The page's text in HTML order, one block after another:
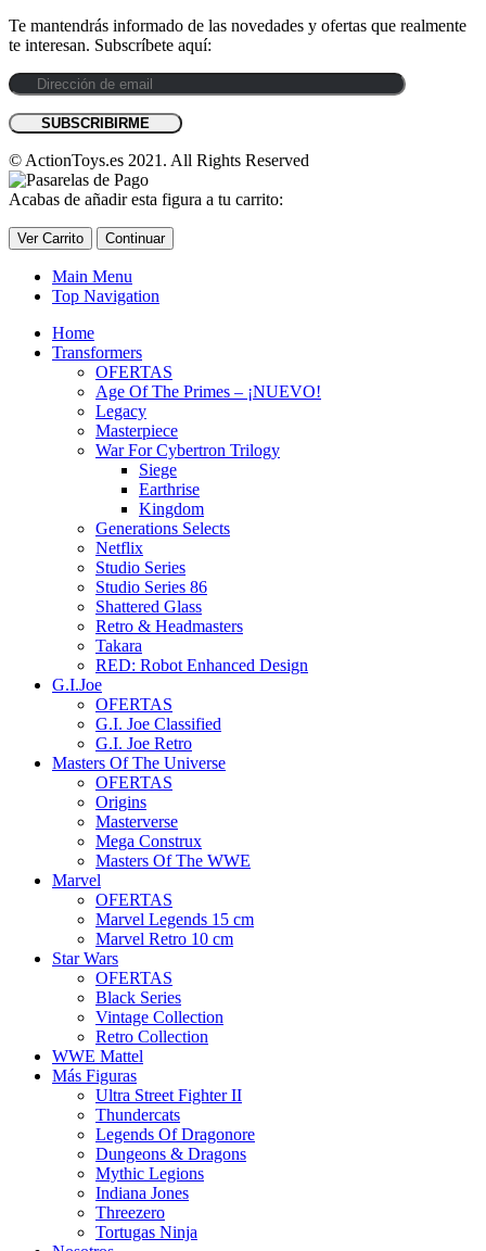
Te mantendrás informado de las novedades y ofertas que realmente
te interesan. Subscríbete aquí:
© ActionToys.es 2021. All Rights Reserved
Acabas de añadir esta figura a tu carrito:
Ver Carrito Continuar
Main Menu
Top Navigation
Home
Transformers
OFERTAS
Age Of The Primes – ¡NUEVO!
Legacy
Masterpiece
War For Cybertron Trilogy
Siege
Earthrise
Kingdom
Generations Selects
Netflix
Studio Series
Studio Series 86
Shattered Glass
Retro & Headmasters
Takara
RED: Robot Enhanced Design
G.I.Joe
OFERTAS
G.I. Joe Classified
G.I. Joe Retro
Masters Of The Universe
OFERTAS
Origins
Masterverse
Mega Construx
Masters Of The WWE
Marvel
OFERTAS
Marvel Legends 15 cm
Marvel Retro 10 cm
Star Wars
OFERTAS
Black Series
Vintage Collection
Retro Collection
WWE Mattel
Más Figuras
Ultra Street Fighter II
Thundercats
Legends Of Dragonore
Dungeons & Dragons
Mythic Legions
Indiana Jones
Threezero
Tortugas Ninja